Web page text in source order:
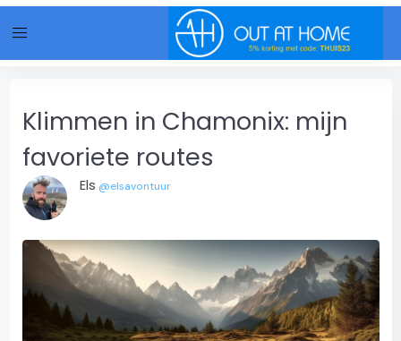
menu
Klimmen in Chamonix: mijn
favoriete routes
Els @elsavontuur